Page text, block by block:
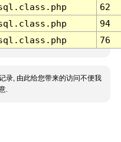
62
94
76
录, 由此给您带来的访问不便我
.